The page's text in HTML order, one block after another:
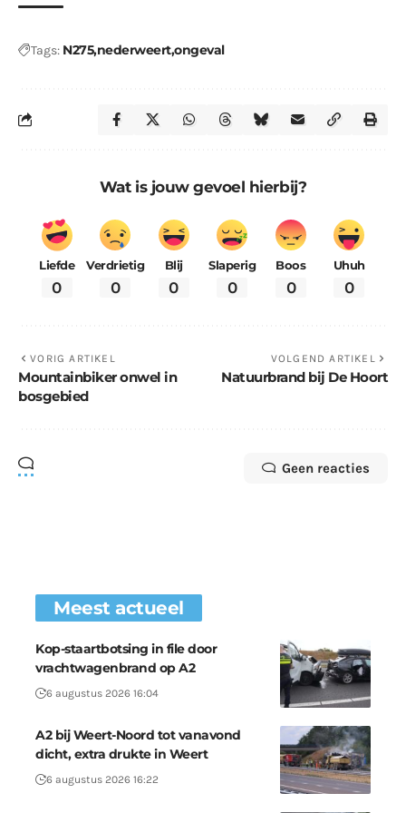
Tags: N275nederweertongeval
Wat is jouw gevoel hierbij?
Liefde
0
Verdrietig
0
Blij
0
Slaperig
0
Boos
0
Uhuh
0
VORIG ARTIKEL
Mountainbiker onwel in
bosgebied
VOLGEND ARTIKEL
Natuurbrand bij De Hoort
Geen reacties
Meest actueel
Kop-staartbotsing in file door
vrachtwagenbrand op A2
6 augustus 2026 16:04
A2 bij Weert-Noord tot vanavond
dicht, extra drukte in Weert
6 augustus 2026 16:22